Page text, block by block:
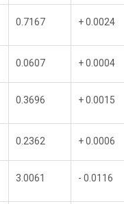
0.7167 + 0.0024
0.0607 + 0.0004
0.3696 + 0.0015
0.2362 + 0.0006
3.0061 - 0.0116